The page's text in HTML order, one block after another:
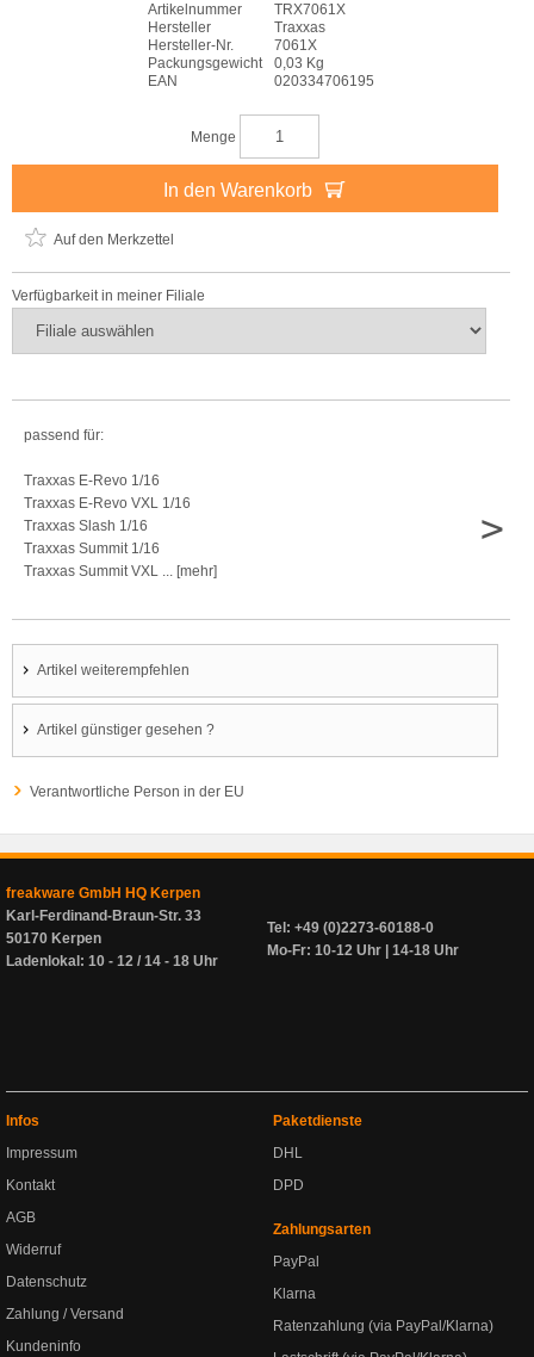
Artikelnummer
TRX7061X
Hersteller
Traxxas
Hersteller-Nr.
7061X
Packungsgewicht
0,03 Kg
EAN
020334706195
Menge
In den Warenkorb
Auf den Merkzettel
Verfügbarkeit in meiner Filiale
passend für:
Traxxas E-Revo 1/16
Traxxas E-Revo VXL 1/16
Traxxas Slash 1/16
Traxxas Summit 1/16
Traxxas Summit VXL ... [mehr]
>
Artikel weiterempfehlen
Artikel günstiger gesehen ?
Verantwortliche Person in der EU
freakware GmbH HQ Kerpen
Karl-Ferdinand-Braun-Str. 33
50170 Kerpen
Ladenlokal: 10 - 12 / 14 - 18 Uhr
Tel: +49 (0)2273-60188-0
Mo-Fr: 10-12 Uhr | 14-18 Uhr
Infos
Impressum
Kontakt
AGB
Widerruf
Datenschutz
Zahlung / Versand
Kundeninfo
Paketdienste
DHL
DPD
Zahlungsarten
PayPal
Klarna
Ratenzahlung (via PayPal/Klarna)